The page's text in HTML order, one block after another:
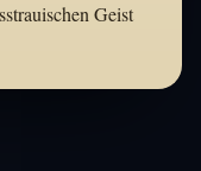
Geist